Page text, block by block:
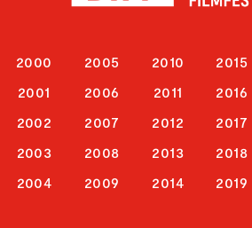
2000
2001
2002
2003
2004
2005
2006
2007
2008
2009
2010
2011
2012
2013
2014
2015
2016
2017
2018
2019